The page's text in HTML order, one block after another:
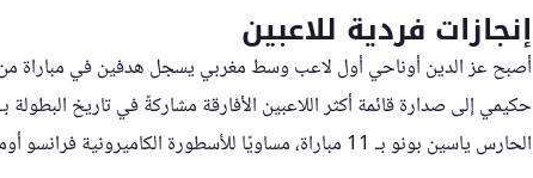
إنجازات فردية للاعبين
أصبح عز الدين أوناحي أول لاعب وسط مغربي يسجل هدفين في مباراة من
الحارس ياسين بونو بـ 11 مباراة، مساويًا للأسطورة الكاميرونية فرانسو أومام بيك.